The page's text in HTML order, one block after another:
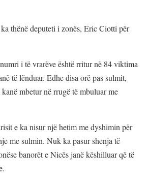
thënë deputeti i zonës, Eric Ciotti për
i të vrarëve është rritur në 84 viktima
të lënduar. Edhe disa orë pas sulmit,
mbetur në rrugë të mbuluar me
e ka nisur një hetim me dyshimin për
me sulmin. Nuk ka pasur shenja të
banorët e Nicës janë këshilluar që të